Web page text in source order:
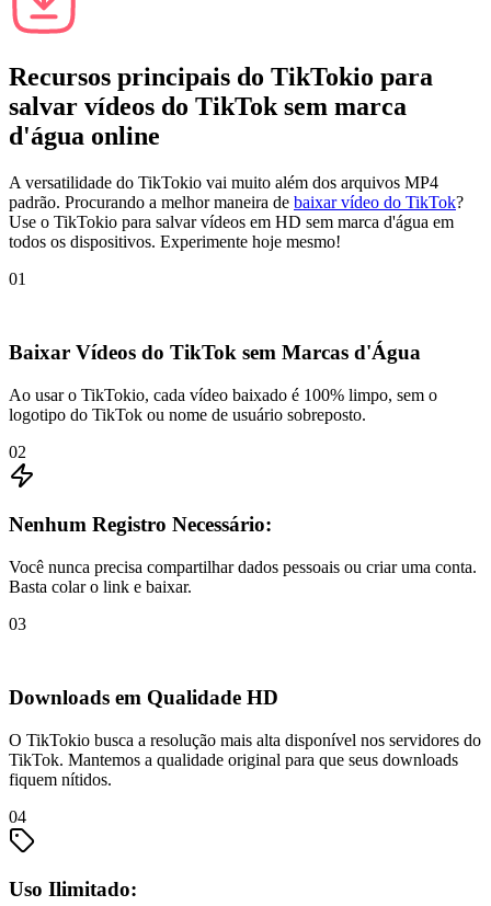
Recursos principais do TikTokio para
salvar vídeos do TikTok sem marca
d'água online
A versatilidade do TikTokio vai muito além dos arquivos MP4
padrão. Procurando a melhor maneira de baixar vídeo do TikTok?
Use o TikTokio para salvar vídeos em HD sem marca d'água em
todos os dispositivos. Experimente hoje mesmo!
01
Baixar Vídeos do TikTok sem Marcas d'Água
Ao usar o TikTokio, cada vídeo baixado é 100% limpo, sem o
logotipo do TikTok ou nome de usuário sobreposto.
02
Nenhum Registro Necessário:
Você nunca precisa compartilhar dados pessoais ou criar uma conta.
Basta colar o link e baixar.
03
Downloads em Qualidade HD
O TikTokio busca a resolução mais alta disponível nos servidores do
TikTok. Mantemos a qualidade original para que seus downloads
fiquem nítidos.
04
Uso Ilimitado: